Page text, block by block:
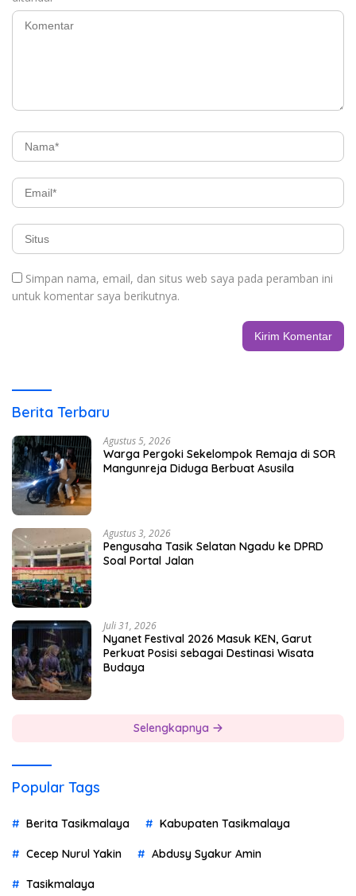
Simpan nama, email, dan situs web saya pada peramban ini
untuk komentar saya berikutnya.
Berita Terbaru
Agustus 5, 2026
Warga Pergoki Sekelompok Remaja di SOR
Mangunreja Diduga Berbuat Asusila
Agustus 3, 2026
Pengusaha Tasik Selatan Ngadu ke DPRD
Soal Portal Jalan
Juli 31, 2026
Nyanet Festival 2026 Masuk KEN, Garut
Perkuat Posisi sebagai Destinasi Wisata
Budaya
Selengkapnya
Popular Tags
Berita Tasikmalaya Kabupaten Tasikmalaya
Cecep Nurul Yakin Abdusy Syakur Amin
Tasikmalaya